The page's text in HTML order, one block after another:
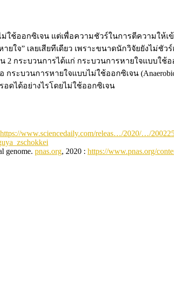
ไม่ใช้ออกซิเจน แต่เพื่อความชัวร์ในการตีความ
จ” เลยเสียทีเดียว เพราะขนาดนักวิจัยยังไม่ชัว
2 กระบวนการได้แก่ กระบวนการหายใจแบบใ
บวนการหายใจแบบไม่ใช้ออกซิเจน
ดได้อย่างไรโดยไม่ใช้ออกซิเจน
https://www.sciencedaily.com/releas…/2020/…/
genome. pnas.org, 2020 : https://www.pnas.org/